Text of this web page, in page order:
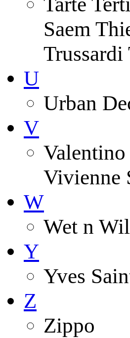
Saem
Trussardi
U
Urban
V
Vivienne
W
Wet n
Y
Yves
Z
Zippo